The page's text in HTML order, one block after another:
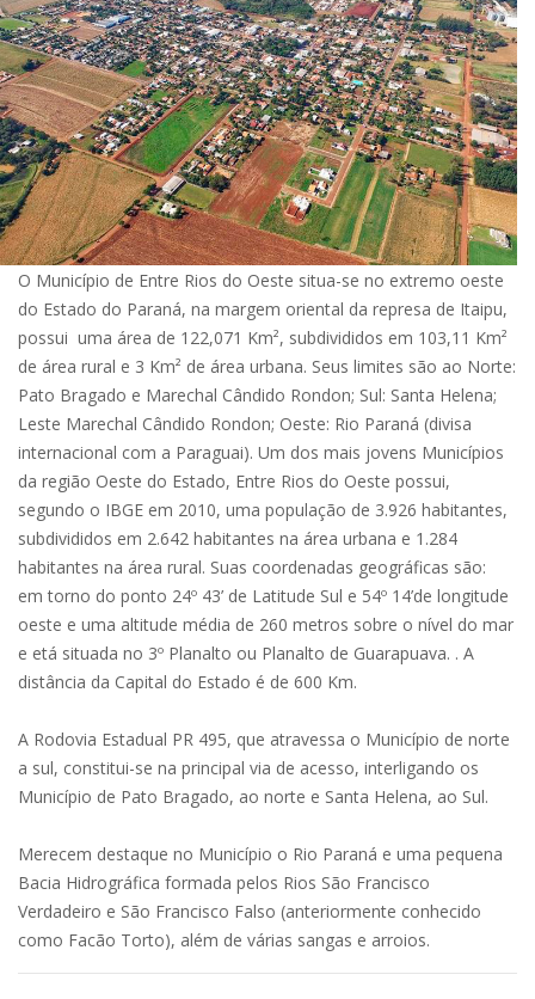
O Município de Entre Rios do Oeste situa-se no extremo oeste
do Estado do Paraná, na margem oriental da represa de Itaipu,
possui uma área de 122,071 Km², subdivididos em 103,11 Km²
de área rural e 3 Km² de área urbana. Seus limites são ao Norte:
Pato Bragado e Marechal Cândido Rondon; Sul: Santa Helena;
Leste Marechal Cândido Rondon; Oeste: Rio Paraná (divisa
internacional com a Paraguai). Um dos mais jovens Municípios
da região Oeste do Estado, Entre Rios do Oeste possui,
segundo o IBGE em 2010, uma população de 3.926 habitantes,
subdivididos em 2.642 habitantes na área urbana e 1.284
habitantes na área rural. Suas coordenadas geográficas são:
em torno do ponto 24º 43’ de Latitude Sul e 54º 14’de longitude
oeste e uma altitude média de 260 metros sobre o nível do mar
e etá situada no 3º Planalto ou Planalto de Guarapuava. . A
distância da Capital do Estado é de 600 Km.
A Rodovia Estadual PR 495, que atravessa o Município de norte
a sul, constitui-se na principal via de acesso, interligando os
Município de Pato Bragado, ao norte e Santa Helena, ao Sul.
Merecem destaque no Município o Rio Paraná e uma pequena
Bacia Hidrográfica formada pelos Rios São Francisco
Verdadeiro e São Francisco Falso (anteriormente conhecido
como Facão Torto), além de várias sangas e arroios.